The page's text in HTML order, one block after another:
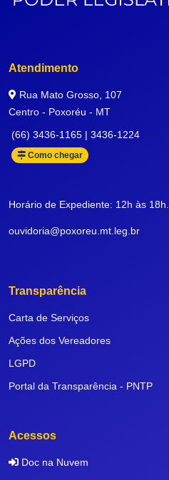
Atendimento
Rua Mato Grosso, 107
Centro - Poxoréu - MT
(66) 3436-1165 | 3436-1224
Como chegar
Horário de Expediente: 12h às 18h.
ouvidoria@poxoreu.mt.leg.br
Transparência
Carta de Serviços
Ações dos Vereadores
LGPD
Portal da Transparência - PNTP
Acessos
Doc na Nuvem